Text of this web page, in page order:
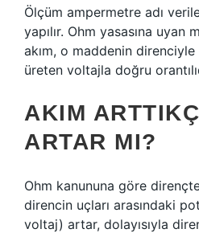
Ölçüm ampermetre adı
yapılır. Ohm yasasına uyan
akım, o maddenin direnciyle
üreten voltajla doğru
AKIM
ARTAR MI?
Ohm kanununa göre
direncin uçları arasındaki
voltaj) artar, dolayısıyla